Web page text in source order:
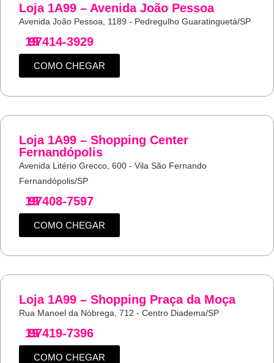
Loja 1A99 – Avenida João Pessoa
Avenida João Pessoa, 1189 - Pedregulho Guaratinguetá/SP
19
97414-3929
COMO CHEGAR
Loja 1A99 – Shopping Center
Fernandópolis
Avenida Litério Grecco, 600 - Vila São Fernando
Fernandópolis/SP
19
97408-7597
COMO CHEGAR
Loja 1A99 – Shopping Praça da Moça
Rua Manoel da Nóbrega, 712 - Centro Diadema/SP
19
97419-7396
COMO CHEGAR